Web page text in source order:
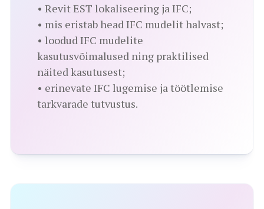
• Revit EST lokaliseering ja IFC;
• mis eristab head IFC mudelit halvast;
• loodud IFC mudelite
kasutusvõimalused ning praktilised
näited kasutusest;
• erinevate IFC lugemise ja töötlemise
tarkvarade tutvustus.